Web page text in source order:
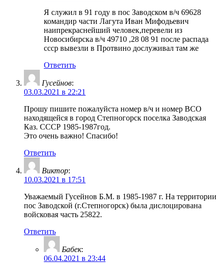
Я служил в 91 году в пос Заводском в/ч 69628
командир части Лагута Иван Мифодьевич
наипрекраснейший человек,перевели из
Новосибирска в/ч 49710 ,28 08 91 после распада
ссср вывезли в Протвино дослуживал там же
Ответить
Гусейнов:
03.03.2021 в 22:21
Прошу пишите пожалуйста номер в/ч и номер ВСО
находящейся в город Степногорск поселка Заводская
Каз. СССР 1985-1987год.
Это очень важно! Спасибо!
Ответить
Виктор:
10.03.2021 в 17:51
Уважаемый Гусейнов Б.М. в 1985-1987 г. На территории
пос Заводской (г.Степногорск) была дислоцирована
войсковая часть 25822.
Ответить
Бабек:
06.04.2021 в 23:44